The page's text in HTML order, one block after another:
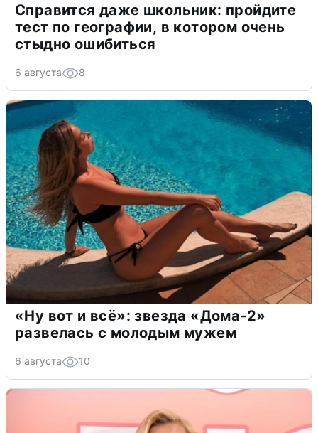
Справится даже школьник: пройдите
тест по географии, в котором очень
стыдно ошибиться
6 августа 8
«Ну вот и всё»: звезда «Дома-2»
развелась с молодым мужем
6 августа 10